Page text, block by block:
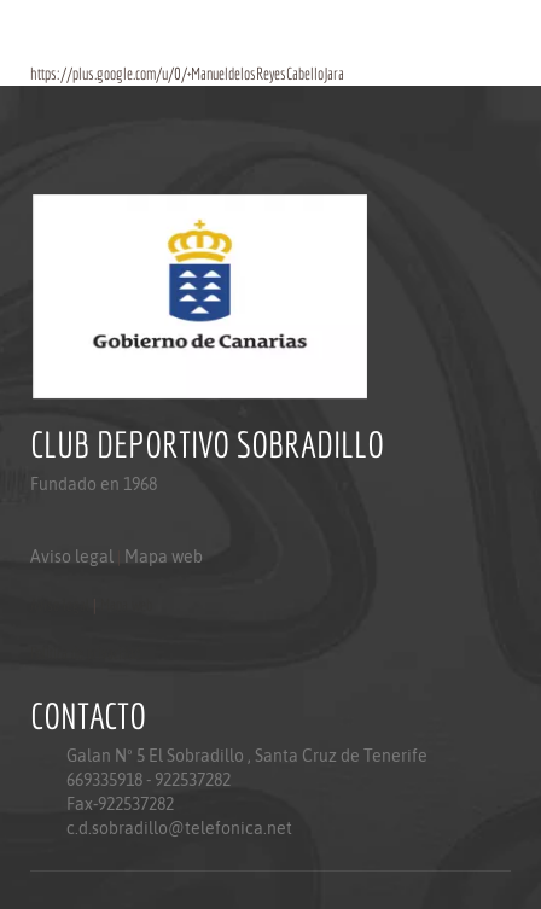
https://plus.google.com/u/0/+ManueldelosReyesCabelloJara
CLUB DEPORTIVO SOBRADILLO
Fundado en 1968
Aviso legal Mapa web
CONTACTO
Galan Nº 5 El Sobradillo , Santa Cruz de Tenerife
669335918 - 922537282
Fax-922537282
c.d.sobradillo@telefonica.net